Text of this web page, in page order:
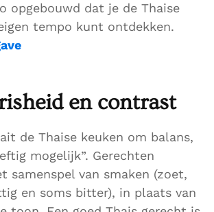
opgebouwd dat je de Thaise
tempo kunt ontdekken.
en contrast
de Thaise keuken om balans,
mogelijk”. Gerechten
samenspel van smaken (zoet,
en soms bitter), in plaats van